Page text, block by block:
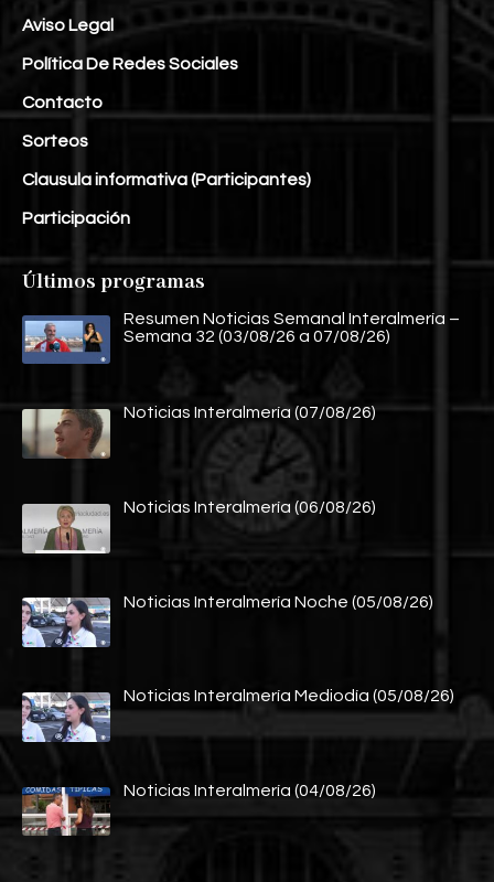
Aviso Legal
Política De Redes Sociales
Contacto
Sorteos
Clausula informativa (Participantes)
Participación
Últimos programas
Resumen Noticias Semanal Interalmería –
Semana 32 (03/08/26 a 07/08/26)
Noticias Interalmería (07/08/26)
Noticias Interalmería (06/08/26)
Noticias Interalmería Noche (05/08/26)
Noticias Interalmería Mediodía (05/08/26)
Noticias Interalmería (04/08/26)